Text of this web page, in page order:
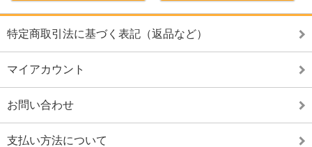
特定商取引法に基づく表記（返品など）
マイアカウント
お問い合わせ
支払い方法について